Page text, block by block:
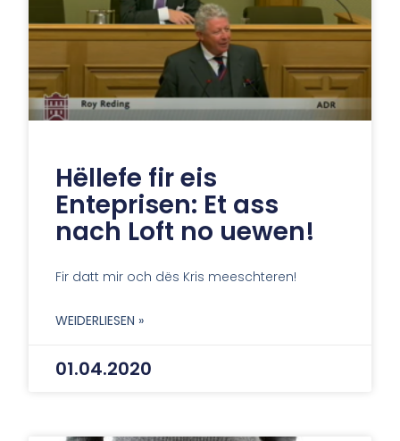
Hëllefe fir eis
Enteprisen: Et ass
nach Loft no uewen!
Fir datt mir och dës Kris meeschteren!
WEIDERLIESEN »
01.04.2020